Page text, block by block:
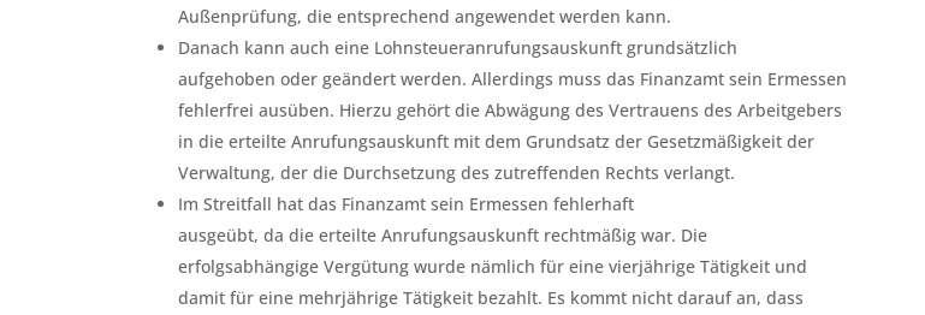
Außenprüfung, die entsprechend angewendet werden kann.
Danach kann auch eine Lohnsteueranrufungsauskunft grundsätzlich
aufgehoben oder geändert werden. Allerdings muss das Finanzamt sein Ermessen
fehlerfrei ausüben. Hierzu gehört die Abwägung des Vertrauens des Arbeitgebers
in die erteilte Anrufungsauskunft mit dem Grundsatz der Gesetzmäßigkeit der
Verwaltung, der die Durchsetzung des zutreffenden Rechts verlangt.
Im Streitfall hat das Finanzamt sein Ermessen fehlerhaft
ausgeübt, da die erteilte Anrufungsauskunft rechtmäßig war. Die
erfolgsabhängige Vergütung wurde nämlich für eine vierjährige Tätigkeit und
damit für eine mehrjährige Tätigkeit bezahlt. Es kommt nicht darauf an, dass